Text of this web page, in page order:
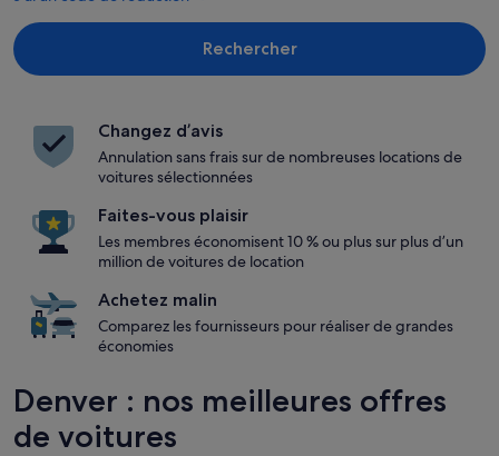
Rechercher
Changez d’avis
Annulation sans frais sur de nombreuses locations de
voitures sélectionnées
Faites-vous plaisir
Les membres économisent 10 % ou plus sur plus d’un
million de voitures de location
Achetez malin
Comparez les fournisseurs pour réaliser de grandes
économies
Denver : nos meilleures offres
de voitures